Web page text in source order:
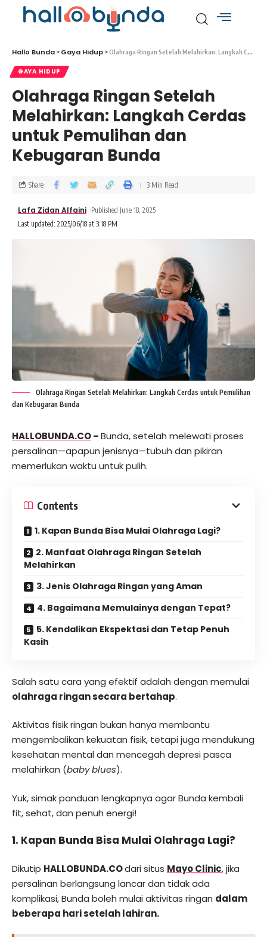
Hallo Bunda > Gaya Hidup >Olahraga Ringan Setelah Melahirkan: Langkah Cerdas untuk Pemulihan dan Kebugaran Bunda
GAYA HIDUP
Olahraga Ringan Setelah
Melahirkan: Langkah Cerdas
untuk Pemulihan dan
Kebugaran Bunda
Last updated: 2025/06/18 at 3:18 PM
Lafa Zidan Alfaini Published June 18, 2025
Share 3 Min Read
Olahraga Ringan Setelah Melahirkan: Langkah Cerdas untuk Pemulihan
dan Kebugaran Bunda
HALLOBUNDA.CO–Bunda, setelah melewati proses
persalinan—apapun jenisnya—tubuh dan pikiran
memerlukan waktu untuk pulih.
Contents
1. Kapan Bunda Bisa Mulai Olahraga Lagi?
2. Manfaat Olahraga Ringan Setelah
Melahirkan
3. Jenis Olahraga Ringan yang Aman
4. Bagaimana Memulainya dengan Tepat?
5. Kendalikan Ekspektasi dan Tetap Penuh
Kasih
Salah satu cara yang efektif adalah dengan memulai
olahraga ringan secara bertahap.
Aktivitas fisik ringan bukan hanya membantu
mengembalikan kekuatan fisik, tetapi juga mendukung
kesehatan mental dan mencegah depresi pasca
melahirkan (baby blues).
Yuk, simak panduan lengkapnya agar Bunda kembali
fit, sehat, dan penuh energi!
1. Kapan Bunda Bisa Mulai Olahraga Lagi?
Dikutip HALLOBUNDA.COdari situs Mayo Clinic, jika
persalinan berlangsung lancar dan tidak ada
komplikasi, Bunda boleh mulai aktivitas ringan dalam
beberapa hari setelah lahiran.